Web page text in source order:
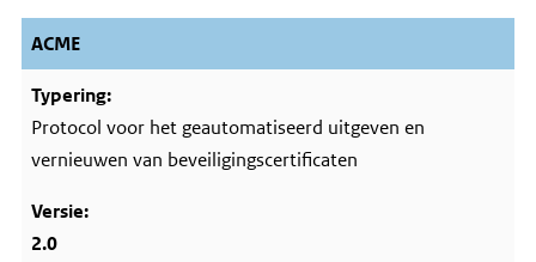
ACME
Protocol voor het geautomatiseerd uitgeven en
vernieuwen van beveiligingscertificaten
2.0